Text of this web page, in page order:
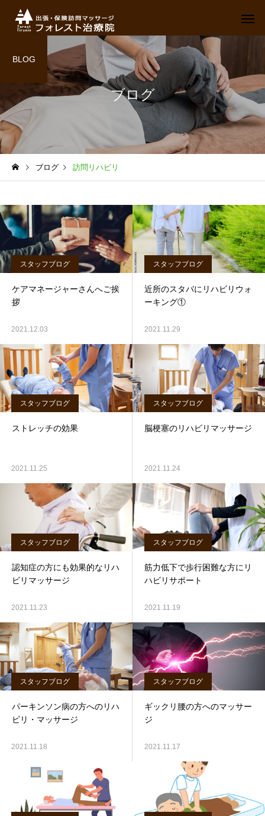
ブログ
BLOG
ブログ 訪問リハビリ
スタッフブログ
ケアマネージャーさんへご挨
拶
2021.12.03
スタッフブログ
近所のスタバにリハビリウォ
ーキング①
2021.11.29
スタッフブログ
ストレッチの効果
2021.11.25
スタッフブログ
脳梗塞のリハビリマッサージ
2021.11.24
スタッフブログ
認知症の方にも効果的なリハ
ビリマッサージ
2021.11.23
スタッフブログ
筋力低下で歩行困難な方にリ
ハビリサポート
2021.11.19
スタッフブログ
パーキンソン病の方へのリハ
ビリ・マッサージ
2021.11.18
スタッフブログ
ギックリ腰の方へのマッサー
ジ
2021.11.17